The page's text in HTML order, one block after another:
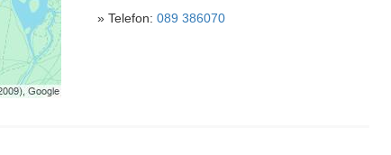
» Telefon: 089 386070